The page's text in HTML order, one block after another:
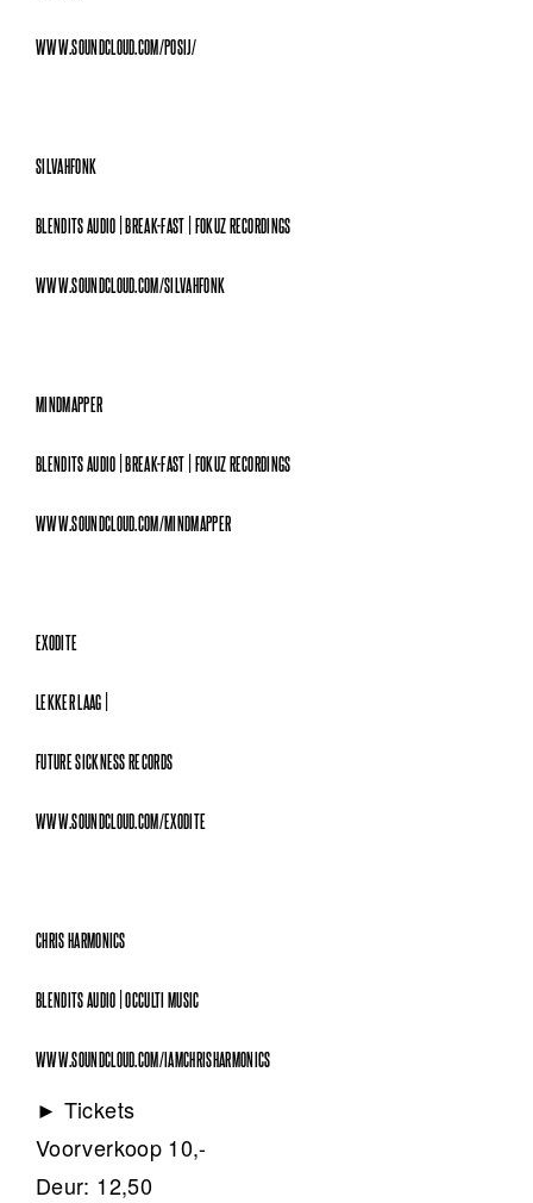
WWW.SOUNDCLOUD.COM/POSIJ/
SILVAHFONK
BLENDITS AUDIO | BREAK-FAST | FOKUZ RECORDINGS
WWW.SOUNDCLOUD.COM/SILVAHFONK
MINDMAPPER
BLENDITS AUDIO | BREAK-FAST | FOKUZ RECORDINGS
WWW.SOUNDCLOUD.COM/MINDMAPPER
EXODITE
LEKKER LAAG |
FUTURE SICKNESS RECORDS
WWW.SOUNDCLOUD.COM/EXODITE
CHRIS HARMONICS
BLENDITS AUDIO | OCCULTI MUSIC
WWW.SOUNDCLOUD.COM/IAMCHRISHARMONICS
► Tickets
Voorverkoop 10,-
Deur: 12,50